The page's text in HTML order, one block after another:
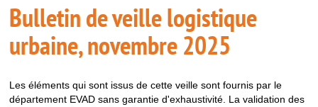
Bulletin de veille logistique
urbaine, novembre 2025
Les éléments qui sont issus de cette veille sont fournis par le
département EVAD sans garantie d'exhaustivité. La validation des